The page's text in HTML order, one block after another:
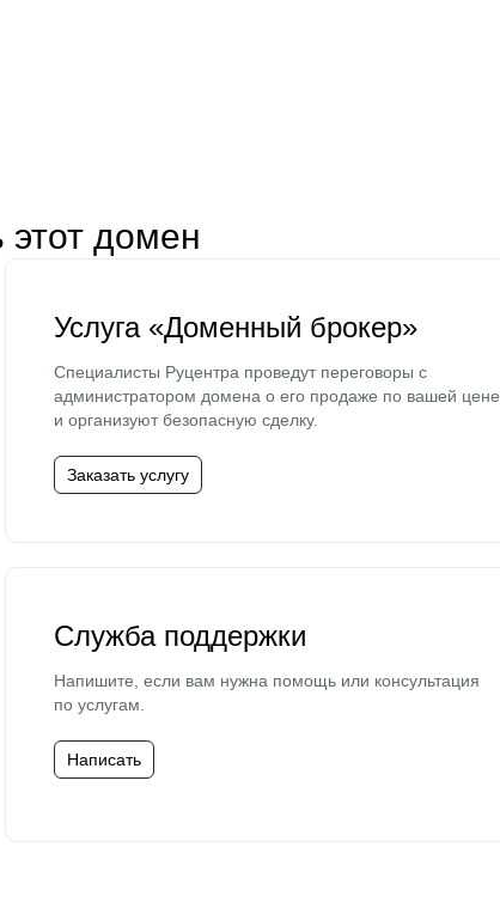
этот домен
Услуга «Доменный брокер»
Специалисты Руцентра проведут переговоры с
администратором домена о его продаже по вашей цене
и организуют безопасную сделку.
Заказать услугу
Служба поддержки
Напишите, если вам нужна помощь или консультация
по услугам.
Написать